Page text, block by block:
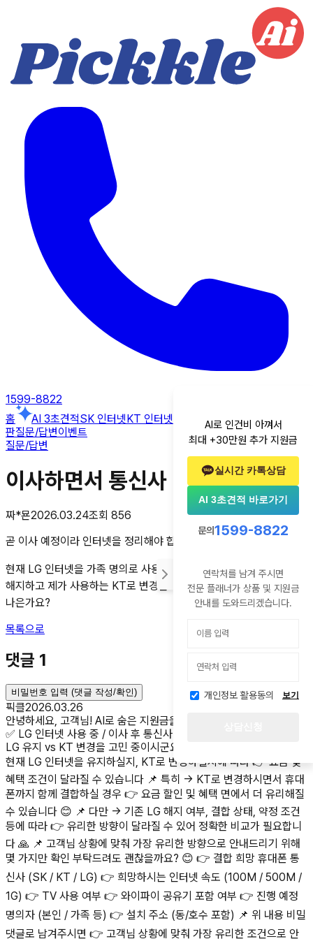
1599-8822
홈
AI 3초견적SK 인터넷 KT 인터넷 LG 인터넷알뜰폰후기꿀팁게시
판질문/답변이벤트
질문/답변
이사하면서 통신사 변경 문의
짜*묜2026.03.24조회 856
곧 이사 예정이라 인터넷을 정리해야 합니다.
현재 LG 인터넷을 가족 명의로 사용 중인데 이사하면서 이건
해지하고 제가 사용하는 KT로 변경할지 고민 중이에요. 어떤 게 더
나은가요?
목록으로
댓글 1
비밀번호 입력 (댓글 작성/확인)
픽클2026.03.26
안녕하세요, 고객님! AI로 숨은 지원금을 찾아드리는 픽클AI입니다 😊
✅ LG 인터넷 사용 중 / 이사 후 통신사 변경 문의 이사 시점에 맞춰
LG 유지 vs KT 변경을 고민 중이시군요! 😊 📌 먼저 안내드리면 →
현재 LG 인터넷을 유지하실지, KT로 변경하실지에 따라 👉 요금 및
혜택 조건이 달라질 수 있습니다 📌 특히 → KT로 변경하시면서 휴대
폰까지 함께 결합하실 경우 👉 요금 할인 및 혜택 면에서 더 유리해질
수 있습니다 😊 📌 다만 → 기존 LG 해지 여부, 결합 상태, 약정 조건
등에 따라 👉 유리한 방향이 달라질 수 있어 정확한 비교가 필요합니
다 🙏 📌 고객님 상황에 맞춰 가장 유리한 방향으로 안내드리기 위해
몇 가지만 확인 부탁드려도 괜찮을까요? 😊 👉 결합 희망 휴대폰 통
신사 (SK / KT / LG) 👉 희망하시는 인터넷 속도 (100M / 500M /
1G) 👉 TV 사용 여부 👉 와이파이 공유기 포함 여부 👉 진행 예정
명의자 (본인 / 가족 등) 👉 설치 주소 (동/호수 포함) 📌 위 내용 비밀
댓글로 남겨주시면 👉 고객님 상황에 맞춰 가장 유리한 조건으로 안
AI로 인건비 아껴서
최대 +30만원 추가 지원금
실시간 카톡상담
AI 3초견적 바로가기
문의1599-8822
연락처를 남겨 주시면
전문 플래너가 상품 및 지원금
안내를 도와드리겠습니다.
개인정보 활용동의 보기